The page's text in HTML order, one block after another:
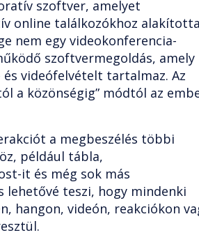
szoftver, amelyet
online találkozókhoz
nem egy videokonferencia-
szoftvermegoldás, amely
videófelvételt tartalmaz. Az
a közönségig” módtól az
a megbeszélés többi
például tábla,
it és még sok más
lehetővé teszi, hogy mindenki
hangon, videón, reakciókon